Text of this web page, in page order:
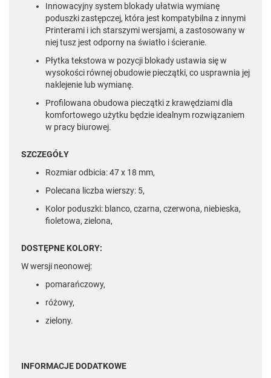
Innowacyjny system blokady ułatwia wymianę
poduszki zastępczej, która jest kompatybilna z innymi
Printerami i ich starszymi wersjami, a zastosowany w
niej tusz jest odporny na światło i ścieranie.
Płytka tekstowa w pozycji blokady ustawia się w
wysokości równej obudowie pieczątki, co usprawnia jej
naklejenie lub wymianę.
Profilowana obudowa pieczątki z krawędziami dla
komfortowego użytku będzie idealnym rozwiązaniem
w pracy biurowej.
SZCZEGÓŁY
Rozmiar odbicia: 47 x 18 mm,
Polecana liczba wierszy: 5,
Kolor poduszki: blanco, czarna, czerwona, niebieska,
fioletowa, zielona,
DOSTĘPNE KOLORY:
W wersji neonowej:
pomarańczowy,
różowy,
zielony.
INFORMACJE DODATKOWE